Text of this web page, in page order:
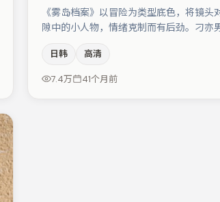
《雾岛档案》以冒险为类型底色，将镜头
隙中的小人物，情绪克制而有后劲。刁亦
颂文在片中承担叙事驱动，汤唯、李光洁
喜剧/悬疑调剂（视场次而定）。节奏紧凑
日韩 高清
7.4万 41个月前